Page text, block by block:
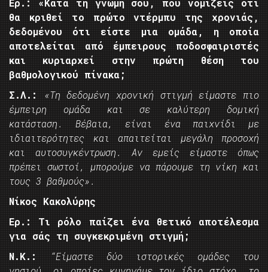
Ερ.: «Κατά τη γνώμη σου, που νομίζεις ότι
θα κριθεί το πρώτο ντέρμπυ της χρονιάς,
δεδομένου ότι είστε μια ομάδα, η οποία
αποτελείται από έμπειρους ποδοσφαιριστές
και κυριαρχεί στην πρώτη θέση του
βαθμολογικού πίνακα;
Σ.Λ.: «Τη δεδομένη χρονική στιγμή είμαστε πιο
έμπειρη ομάδα και σε καλύτερη δομική
κατάσταση. Βέβαια, είναι ένα παιχνίδι με
ιδιαιτερότητες και απαιτείται μεγάλη προσοχή
και αυτοσυγκέντρωση. Αν εμείς είμαστε όπως
πρέπει σωστοί, μπορούμε να πάρουμε τη νίκη και
τους 3 βαθμούς».
Νίκος Κακολύρης
Ερ.: Τι ρόλο παίζει ένα θετικό αποτέλεσμα
για σάς τη συγκεκριμένη στιγμή;
Ν.Κ.:
“Είμαστε δύο ιστορικές ομάδες του